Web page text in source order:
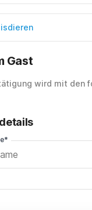
Gast
wird mit den